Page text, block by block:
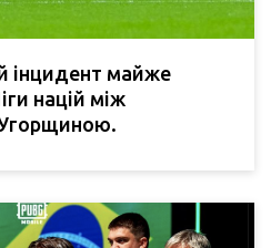
інцидент майже
націй між